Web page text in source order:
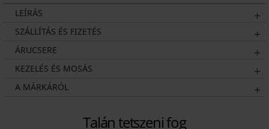
LEÍRÁS
SZÁLLÍTÁS ÉS FIZETÉS
ÁRUCSERE
KEZELÉS ÉS MOSÁS
A MÁRKÁRÓL
Talán tetszeni fog